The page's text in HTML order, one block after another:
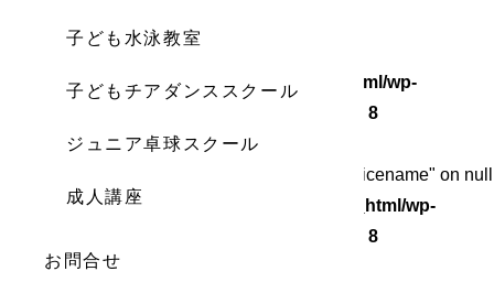
子ども水泳教室
子どもチアダンススクール
ジュニア卓球スクール
成人講座
お問合せ
: Undefined array key 0 in
/home/wordstock/numasupo.com/public_html/wp-
8
: Attempt to read property "category_nicename" on null
/home/wordstock/numasupo.com/public_html/wp-
8